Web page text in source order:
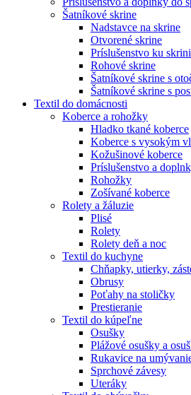
Šatníkové skrine
Nadstavce na skrine
Otvorené skrine
Príslušenstvo ku
Rohové skrine
Šatníkové skrine s
Šatníkové skrine s
Textil do domácnosti
Koberce a rohožky
Hladko tkané koberce
Koberce s vysokým
Kožušinové koberce
Príslušenstvo a
Rohožky
Zošívané koberce
Rolety a žáluzie
Plisé
Rolety
Rolety deň a noc
Textil do kuchyne
Chňapky, utierky,
Obrusy
Poťahy na stoličky
Prestieranie
Textil do kúpeľne
Osušky
Plážové osušky a
Rukavice na
Sprchové závesy
Uteráky